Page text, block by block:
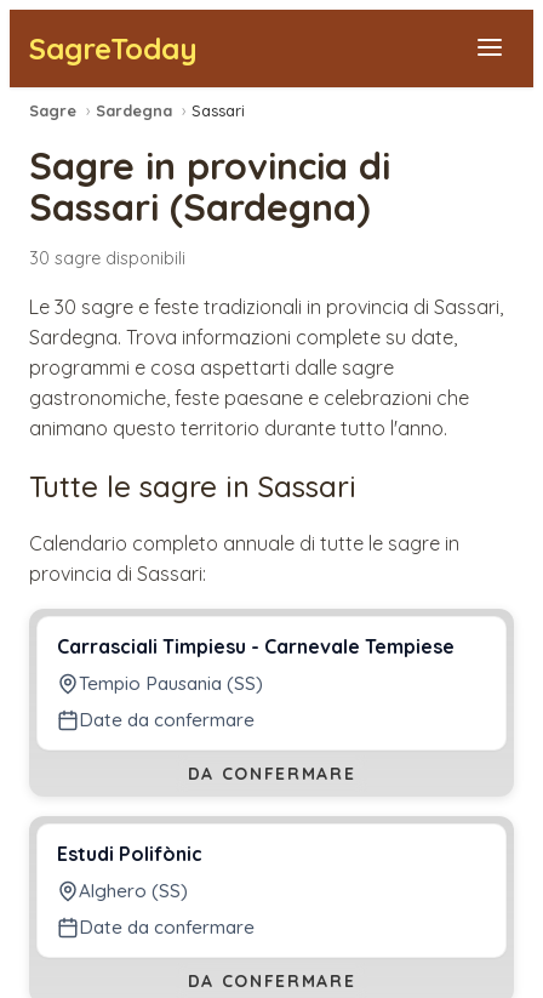
SagreToday
Segnala una sagra
Tutte le Sagre
Vicino a Me
Sagre › Sardegna › Sassari
Sagre in provincia di
Sassari (Sardegna)
30 sagre disponibili
Le 30 sagre e feste tradizionali in provincia di Sassari,
Sardegna. Trova informazioni complete su date,
programmi e cosa aspettarti dalle sagre
gastronomiche, feste paesane e celebrazioni che
animano questo territorio durante tutto l'anno.
Tutte le sagre in Sassari
Calendario completo annuale di tutte le sagre in
provincia di Sassari:
Carrasciali Timpiesu - Carnevale Tempiese
Tempio Pausania (SS)
Date da confermare
DA CONFERMARE
Estudi Polifònic
Alghero (SS)
Date da confermare
DA CONFERMARE